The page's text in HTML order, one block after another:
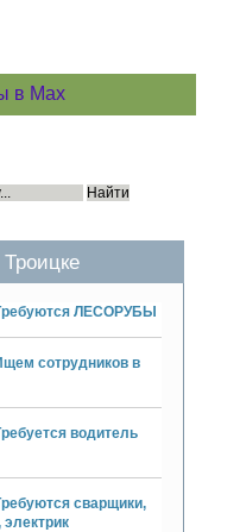
в Max
ЛЕСОРУБЫ
сотрудников в
водитель
сварщики,